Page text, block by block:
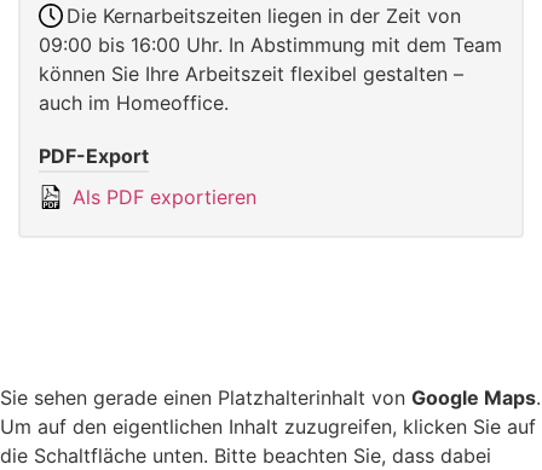
Die Kernarbeitszeiten liegen in der Zeit von
09:00 bis 16:00 Uhr. In Abstimmung mit dem Team
können Sie Ihre Arbeitszeit flexibel gestalten –
auch im Homeoffice.
PDF-Export
Als PDF exportieren
Sie sehen gerade einen Platzhalterinhalt von Google Maps.
Um auf den eigentlichen Inhalt zuzugreifen, klicken Sie auf
die Schaltfläche unten. Bitte beachten Sie, dass dabei